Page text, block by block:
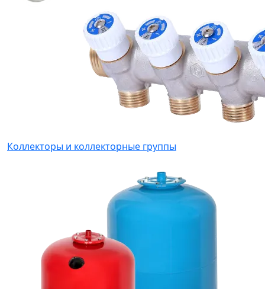
Коллекторы и коллекторные группы